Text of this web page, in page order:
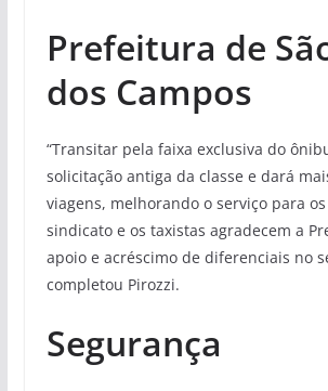
Prefeitura de
dos Campos
“Transitar pela faixa exclusiva do
solicitação antiga da classe e dará
viagens, melhorando o serviço para
sindicato e os taxistas agradecem a
apoio e acréscimo de diferenciais no
completou Pirozzi.
Segurança